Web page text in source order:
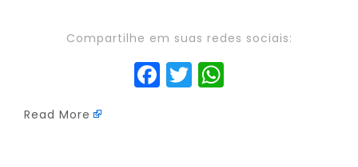
Compartilhe em suas redes sociais:
Facebook
Twitter
Read More